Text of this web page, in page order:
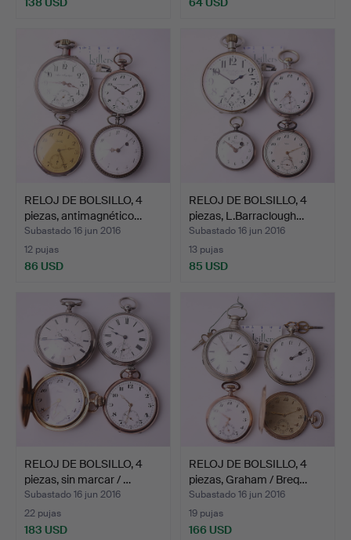
RELOJ DE BOLSILLO, 4
piezas, antimagnético…
Subastado 16 jun 2016
12 pujas
86 USD
RELOJ DE BOLSILLO, 4
piezas, L.Barraclough…
Subastado 16 jun 2016
13 pujas
85 USD
RELOJ DE BOLSILLO, 4
piezas, sin marcar / …
Subastado 16 jun 2016
22 pujas
183 USD
RELOJ DE BOLSILLO, 4
piezas, Graham / Breq…
Subastado 16 jun 2016
19 pujas
166 USD